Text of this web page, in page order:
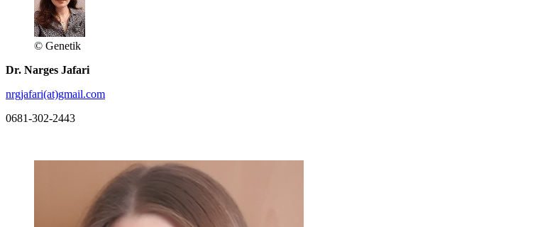
© Genetik
Dr. Narges Jafari
nrgjafari(at)gmail.com
0681-302-2443